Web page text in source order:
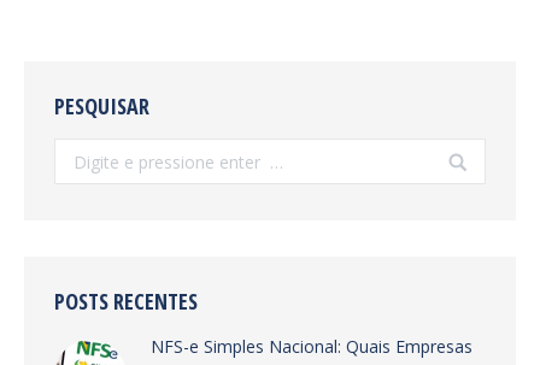
PESQUISAR
Search:
POSTS RECENTES
NFS-e Simples Nacional: Quais Empresas